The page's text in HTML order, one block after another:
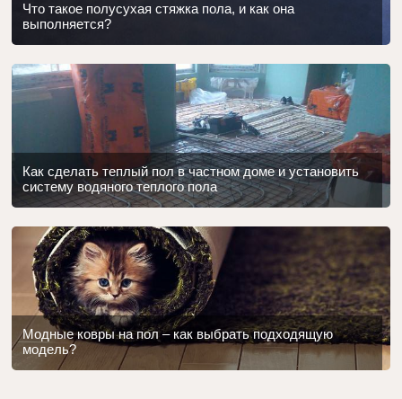
Что такое полусухая стяжка пола, и как она
выполняется?
Как сделать теплый пол в частном доме и установить
систему водяного теплого пола
Модные ковры на пол – как выбрать подходящую
модель?